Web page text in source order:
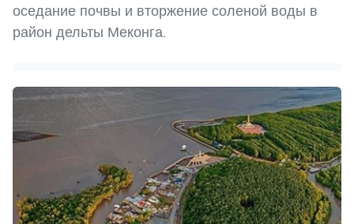
оседание почвы и вторжение соленой воды в
район дельты Меконга.